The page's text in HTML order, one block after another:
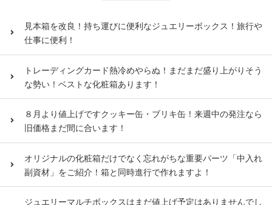
見本箱を改良！持ち運びに便利なジュエリーボックス！旅行や
仕事に便利！
トレーディングカード熱冷めやらぬ！まだまだ盛り上がりそう
な勢い！ベストな化粧箱あります！
８月より値上げですクッキー缶・ブリキ缶！来週中の発注なら
旧価格まだ間に合います！
オリジナルの化粧箱だけでなく忘れがちな重要パーツ「中入れ
副資材」をご紹介！箱と同時進行で作れますよ！
ジュエリーマルチボックスはまだ値上げ予定はありませんでし